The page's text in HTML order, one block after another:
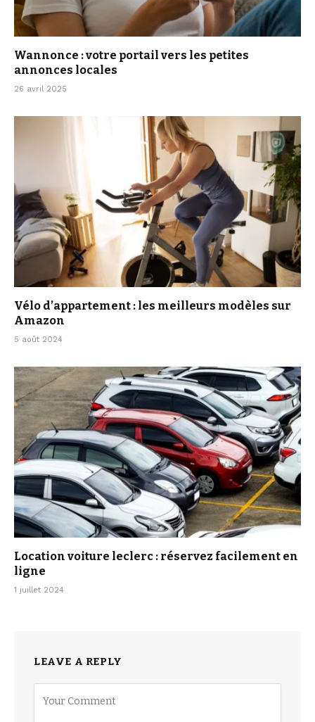
Wannonce : votre portail vers les petites
annonces locales
26 avril 2025
Vélo d’appartement : les meilleurs modèles sur
Amazon
5 août 2024
Location voiture leclerc : réservez facilement en
ligne
1 juillet 2024
LEAVE A REPLY